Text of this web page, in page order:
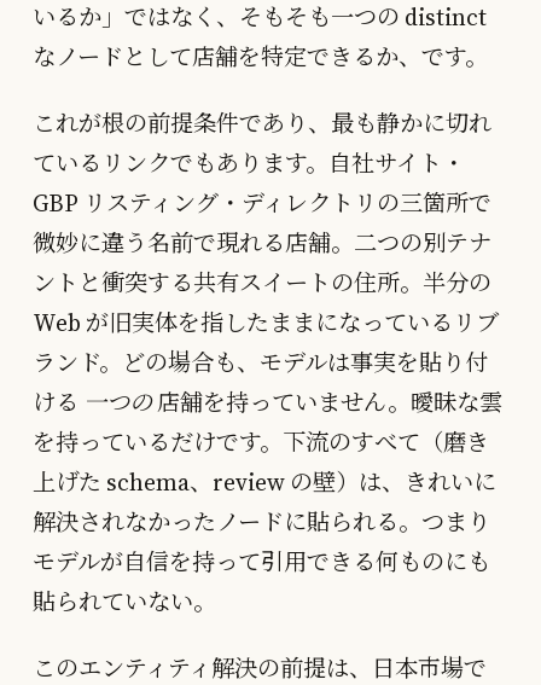
いるか」ではなく、そもそも一つの distinct
なノードとして店舗を特定できるか、です。
これが根の前提条件であり、最も静かに切れ
ているリンクでもあります。自社サイト・
GBP リスティング・ディレクトリの三箇所で
微妙に違う名前で現れる店舗。二つの別テナ
ントと衝突する共有スイートの住所。半分の
Web が旧実体を指したままになっているリブ
ランド。どの場合も、モデルは事実を貼り付
ける 一つの店舗を持っていません。曖昧な雲
を持っているだけです。下流のすべて（磨き
上げた schema、review の壁）は、きれいに
解決されなかったノードに貼られる。つまり
モデルが自信を持って引用できる何ものにも
貼られていない。
このエンティティ解決の前提は、日本市場で